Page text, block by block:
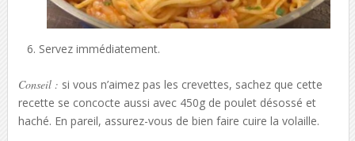
Servez immédiatement.
Conseil : si vous n’aimez pas les crevettes, sachez que cette
recette se concocte aussi avec 450g de poulet désossé et
haché. En pareil, assurez-vous de bien faire cuire la volaille.